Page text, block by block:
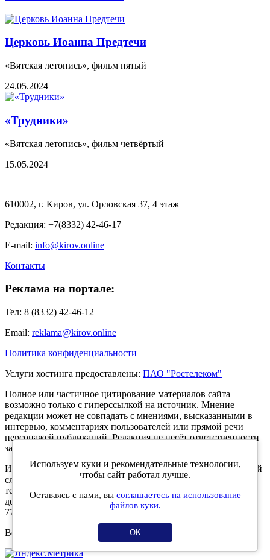
Церковь Иоанна Предтечи
«Вятская летопись», фильм пятый
24.05.2024
«Трудники»
«Вятская летопись», фильм четвёртый
15.05.2024
610002, г. Киров, ул. Орловская 37, 4 этаж
Редакция: +7(8332) 42-46-17
E-mail: info@kirov.online
Контакты
Реклама на портале:
Тел: 8 (8332) 42-46-12
Email: reklama@kirov.online
Политика конфиденциальности
Услуги хостинга предоставлены: ПАО "Ростелеком"
Полное или частичное цитирование материалов сайта
возможно только с гиперссылкой на источник. Мнение
редакции может не совпадать с мнениями, высказанными в
интервью, комментариях пользователей или прямой речи
персонажей публикаций. Редакция не несёт ответственности
за текст комментариев читателей.
Интернет-портал Kirov.online зарегистрирован в Федеральной
службе по надзору в сфере связи, информационных
технологий и массовых коммуникаций (Роскомнадзор) 5
декабря 2019 года. Регистрационный номер ЭЛ № ФС 77 -
77189.
Возрастное ограничение 12+
Используем куки и рекомендательные технологии,
чтобы сайт работал лучше.
Оставаясь с нами, вы соглашаетесь на использование
файлов куки.
OK